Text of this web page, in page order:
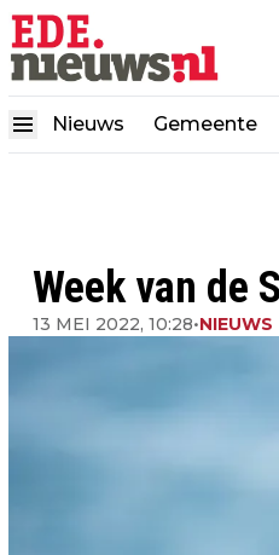
Nieuws Gemeente
Week van de
13 MEI 2022, 10:28•NIEUWS